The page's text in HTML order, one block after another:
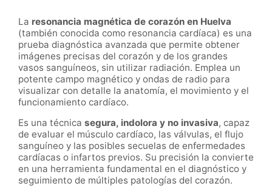
La resonancia magnética de corazón en Huelva
(también conocida como resonancia cardíaca) es una
prueba diagnóstica avanzada que permite obtener
imágenes precisas del corazón y de los grandes
vasos sanguíneos, sin utilizar radiación. Emplea un
potente campo magnético y ondas de radio para
visualizar con detalle la anatomía, el movimiento y el
funcionamiento cardíaco.
Es una técnica segura, indolora y no invasiva, capaz
de evaluar el músculo cardíaco, las válvulas, el flujo
sanguíneo y las posibles secuelas de enfermedades
cardíacas o infartos previos. Su precisión la convierte
en una herramienta fundamental en el diagnóstico y
seguimiento de múltiples patologías del corazón.